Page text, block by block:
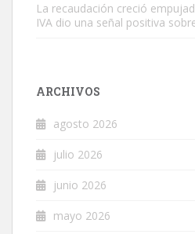
La recaudación creció
IVA dio una señal positiva
ARCHIVOS
agosto 2026
julio 2026
junio 2026
mayo 2026